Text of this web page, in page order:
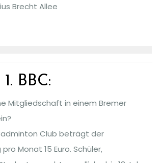
Brecht Allee
BBC:
Mitgliedschaft in einem Bremer
Club beträgt der
Monat 15 Euro. Schüler,